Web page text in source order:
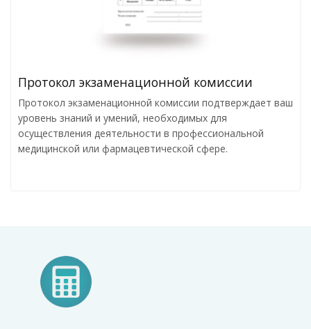
Протокол экзаменационной комиссии
Протокол экзаменационной комиссии подтверждает ваш
уровень знаний и умений, необходимых для
осуществления деятельности в профессиональной
медицинской или фармацевтической сфере.